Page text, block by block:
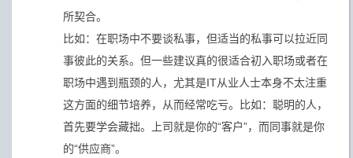
所契合。
比如：在职场中不要谈私事，但适当的私事可以拉近同
事彼此的关系。但一些建议真的很适合初入职场或者在
职场中遇到瓶颈的人，尤其是IT从业人士本身不太注重
这方面的细节培养，从而经常吃亏。比如：聪明的人，
首先要学会藏拙。上司就是你的“客户”，而同事就是你
的“供应商”。